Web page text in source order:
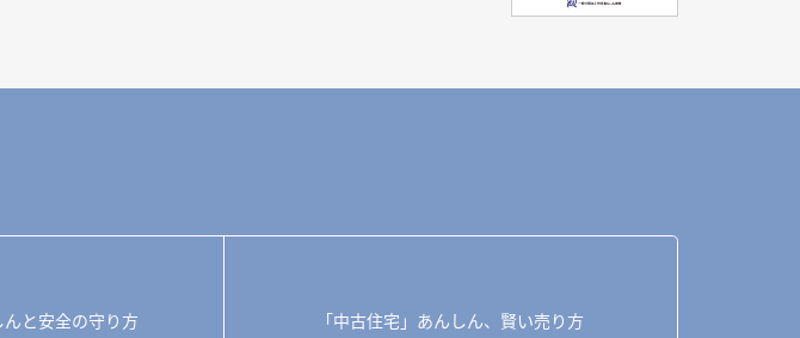
んと安全の守り方 「中古住宅」あんしん、賢い売り方